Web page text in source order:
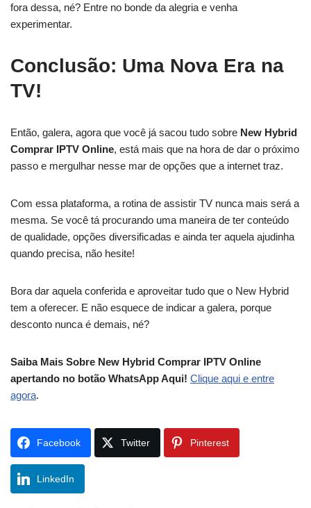
fora dessa, né? Entre no bonde da alegria e venha
experimentar.
Conclusão: Uma Nova Era na
TV!
Então, galera, agora que você já sacou tudo sobre New Hybrid
Comprar IPTV Online, está mais que na hora de dar o próximo
passo e mergulhar nesse mar de opções que a internet traz.
Com essa plataforma, a rotina de assistir TV nunca mais será a
mesma. Se você tá procurando uma maneira de ter conteúdo
de qualidade, opções diversificadas e ainda ter aquela ajudinha
quando precisa, não hesite!
Bora dar aquela conferida e aproveitar tudo que o New Hybrid
tem a oferecer. E não esquece de indicar a galera, porque
desconto nunca é demais, né?
Saiba Mais Sobre New Hybrid Comprar IPTV Online
apertando no botão WhatsApp Aqui! Clique aqui e entre
agora.
Facebook Twitter Pinterest
LinkedIn